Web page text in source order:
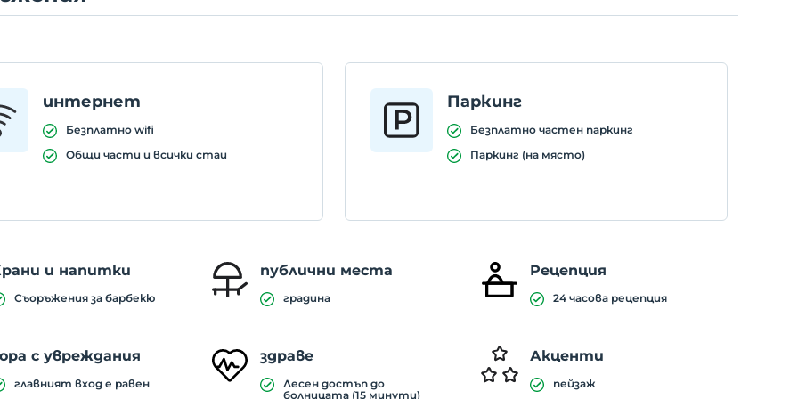
интернет
Безплатно wifi
Общи части и всички стаи
Паркинг
Безплатно частен паркинг
Паркинг (на място)
и напитки
Съоръжения за барбекю
публични места
градина
Рецепция
24 часова рецепция
с увреждания
главният вход е равен
здраве
Лесен достъп до
болницата (15 минути)
Акценти
пейзаж